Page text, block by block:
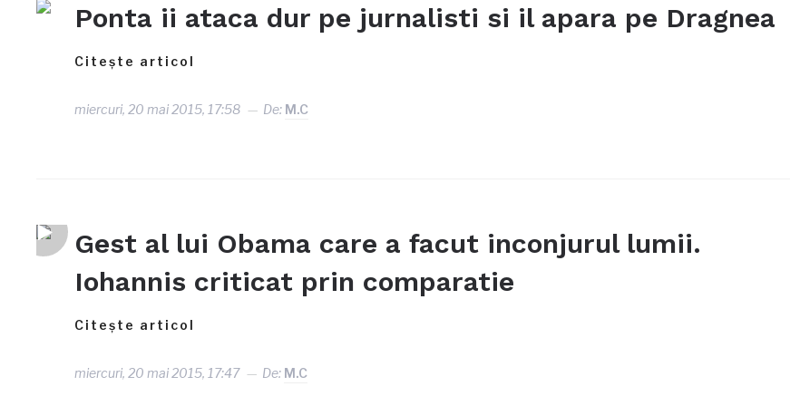
Ponta ii ataca dur pe jurnalisti si il apara pe Dragnea
Citește articol
miercuri, 20 mai 2015, 17:58 De: M.C
Gest al lui Obama care a facut inconjurul lumii.
Iohannis criticat prin comparatie
Citește articol
miercuri, 20 mai 2015, 17:47 De: M.C